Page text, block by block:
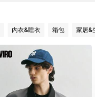
內衣&睡衣 箱包 家居&